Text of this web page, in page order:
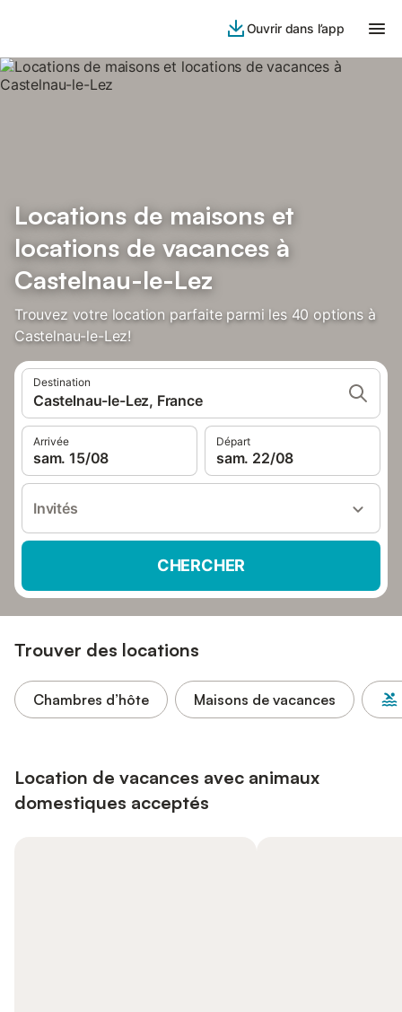
Ouvrir dans l’app
Locations de maisons et
locations de vacances à
Castelnau-le-Lez
Trouvez votre location parfaite parmi les 40 options à
Castelnau-le-Lez!
Destination
Castelnau-le-Lez, France
Arrivée
sam. 15/08
Départ
sam. 22/08
Invités
CHERCHER
Trouver des locations
Chambres d’hôte Maisons de vacances
Location de vacances avec animaux
domestiques acceptés